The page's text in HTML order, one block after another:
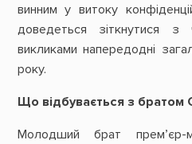
винним у витоку
доведеться зіткнутися з
викликами напередодні
року.
Що відбувається з братом
Молодший брат прем’єр-